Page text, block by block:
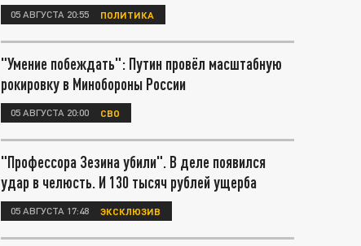
05 АВГУСТА 20:55 ПОЛИТИКА
"Умение побеждать": Путин провёл масштабную
рокировку в Минобороны России
05 АВГУСТА 20:00 СВО
"Профессора Зезина убили". В деле появился
удар в челюсть. И 130 тысяч рублей ущерба
05 АВГУСТА 17:48 ЭКСКЛЮЗИВ